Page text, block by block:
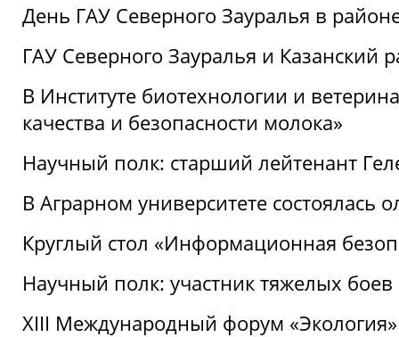
День ГАУ Северного Зауралья в
ГАУ Северного Зауралья и Казанский
В Институте биотехнологии и
качества и безопасности молока»
Научный полк: старший лейтенант
В Аграрном университете состоялась
Круглый стол «Информационная
Научный полк: участник тяжелых
XIII Международный форум